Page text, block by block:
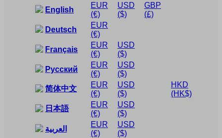
English
EUR
(€)
USD
($)
GBP
(£)
Deutsch
EUR
(€)
Français
EUR
(€)
USD
($)
Русский
EUR
(€)
USD
($)
简体中文
EUR
(€)
USD
($)
HKD
(HK$)
日本語
EUR
(€)
USD
($)
العربية
EUR
(€)
USD
($)